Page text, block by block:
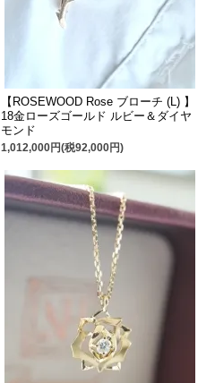
【ROSEWOOD Rose ブローチ (L) 】
18金ローズゴールド ルビー＆ダイヤ
モンド
1,012,000円(税92,000円)